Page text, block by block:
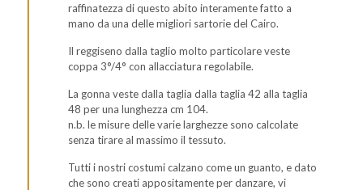
raffinatezza di questo abito interamente fatto a
mano da una delle migliori sartorie del Cairo.
Il reggiseno dalla taglio molto particolare veste
coppa 3°/4° con allacciatura regolabile.
La gonna veste dalla taglia dalla taglia 42 alla taglia
48 per una lunghezza cm 104.
n.b. le misure delle varie larghezze sono calcolate
senza tirare al massimo il tessuto.
Tutti i nostri costumi calzano come un guanto, e dato
che sono creati appositamente per danzare, vi